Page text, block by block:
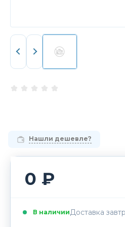
Нашли дешевле?
0 ₽
В наличииДоставка